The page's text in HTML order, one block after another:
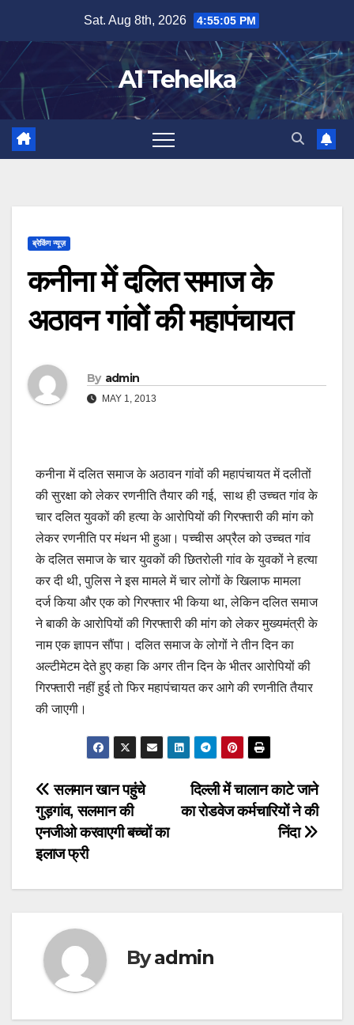
content
Sat. Aug 8th, 2026 4:55:05 PM
A1 Tehelka
ब्रेकिंग न्यूज़
कनीना में दलित समाज के
अठावन गांवों की महापंचायत
By admin
MAY 1, 2013
कनीना में दलित समाज के अठावन गांवों की महापंचायत में दलीतों
की सुरक्षा को लेकर रणनीति तैयार की गई, साथ ही उच्चत गांव के
चार दलित युवकों की हत्या के आरोपियों की गिरफ्तारी की मांग को
लेकर रणनीति पर मंथन भी हुआ। पच्चीस अप्रैल को उच्चत गांव
के दलित समाज के चार युवकों की छितरोली गांव के युवकों ने हत्या
कर दी थी, पुलिस ने इस मामले में चार लोगों के खिलाफ मामला
दर्ज किया और एक को गिरफ्तार भी किया था, लेकिन दलित समाज
ने बाकी के आरोपियों की गिरफ्तारी की मांग को लेकर मुख्यमंत्री के
नाम एक ज्ञापन सौंपा। दलित समाज के लोगों ने तीन दिन का
अल्टीमेटम देते हुए कहा कि अगर तीन दिन के भीतर आरोपियों की
गिरफ्तारी नहीं हुई तो फिर महापंचायत कर आगे की रणनीति तैयार
की जाएगी।
Post
navigation
दिल्ली में चालान काटे जाने
का रोडवेज कर्मचारियों ने की
निंदा
सलमान खान पहुंचे
गुड़गांव, सलमान की
एनजीओ करवाएगी बच्चों का
इलाज फ्री
Byadmin